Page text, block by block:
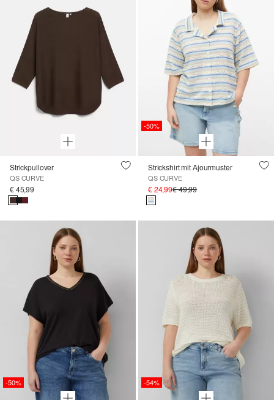
Strickpullover
QS CURVE
€ 45,99
-50%
Strickshirt mit Ajourmuster
QS CURVE
€ 24,99€ 49,99
-50% -54%